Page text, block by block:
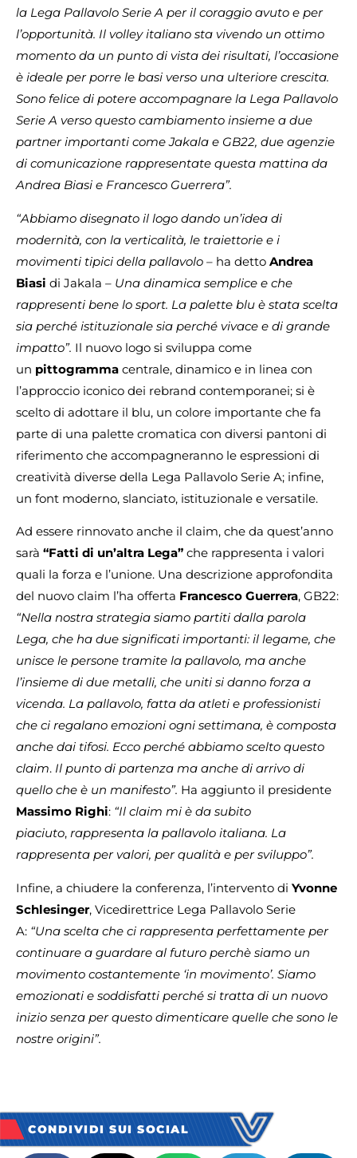
la Lega Pallavolo Serie A per il coraggio avuto e per
l’opportunità. Il volley italiano sta vivendo un ottimo
momento da un punto di vista dei risultati, l’occasione
è ideale per porre le basi verso una ulteriore crescita.
Sono felice di potere accompagnare la Lega Pallavolo
Serie A verso questo cambiamento insieme a due
partner importanti come Jakala e GB22, due agenzie
di comunicazione rappresentate questa mattina da
Andrea Biasi e Francesco Guerrera”.
“Abbiamo disegnato il logo dando un’idea di
modernità, con la verticalità, le traiettorie e i
movimenti tipici della pallavolo – ha detto Andrea
Biasi di Jakala – Una dinamica semplice e che
rappresenti bene lo sport. La palette blu è stata scelta
sia perché istituzionale sia perché vivace e di grande
impatto”. Il nuovo logo si sviluppa come
un pittogramma centrale, dinamico e in linea con
l’approccio iconico dei rebrand contemporanei; si è
scelto di adottare il blu, un colore importante che fa
parte di una palette cromatica con diversi pantoni di
riferimento che accompagneranno le espressioni di
creatività diverse della Lega Pallavolo Serie A; infine,
un font moderno, slanciato, istituzionale e versatile.
Ad essere rinnovato anche il claim, che da quest’anno
sarà “Fatti di un’altra Lega” che rappresenta i valori
quali la forza e l’unione. Una descrizione approfondita
del nuovo claim l’ha offerta Francesco Guerrera, GB22:
“Nella nostra strategia siamo partiti dalla parola
Lega, che ha due significati importanti: il legame, che
unisce le persone tramite la pallavolo, ma anche
l’insieme di due metalli, che uniti si danno forza a
vicenda. La pallavolo, fatta da atleti e professionisti
che ci regalano emozioni ogni settimana, è composta
anche dai tifosi. Ecco perché abbiamo scelto questo
claim. Il punto di partenza ma anche di arrivo di
quello che è un manifesto”. Ha aggiunto il presidente
Massimo Righi: “Il claim mi è da subito
piaciuto, rappresenta la pallavolo italiana. La
rappresenta per valori, per qualità e per sviluppo”.
Infine, a chiudere la conferenza, l’intervento di Yvonne
Schlesinger, Vicedirettrice Lega Pallavolo Serie
A: “Una scelta che ci rappresenta perfettamente per
continuare a guardare al futuro perchè siamo un
movimento costantemente ‘in movimento’. Siamo
emozionati e soddisfatti perché si tratta di un nuovo
inizio senza per questo dimenticare quelle che sono le
nostre origini”.
CONDIVIDI SUI SOCIAL